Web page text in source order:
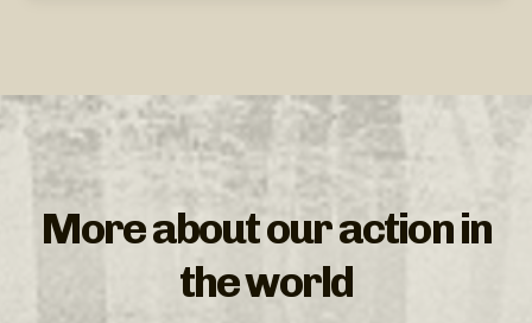
More about our action in
the world